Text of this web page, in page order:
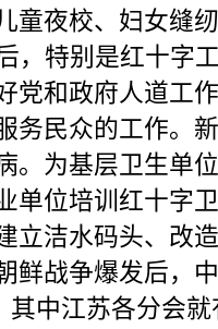
童夜校、妇女缝
，特别是红十字
党和政府人道工
务民众的工作。
。为基层卫生单
单位培训红十字
立洁水码头、改
鲜战争爆发后，
其中江苏各分会